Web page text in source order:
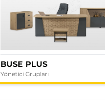
BUSE PLUS
Yönetici Grupları